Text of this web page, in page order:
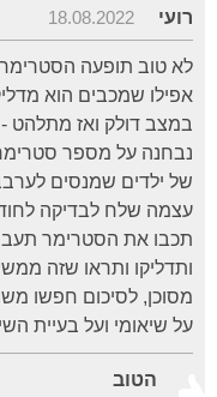
רועי 18.08.2022
לא טוב תופעה הסטרימר
במצב דולק ואז מתלהט
נבחנה על מספר
של ילדים שמנסים
עצמה שלח לבדיקה
תכבו את הסטרימר
ותדליקו ותראו שזה
מסוכן, לסיכום חפשו
על שיאומי ועל בעיית
הטוב